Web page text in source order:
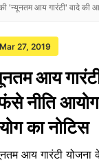
'न्यूनतम आय गारंटी' वादे की
27, 2019
आय
नीति आयोग
का नोटिस
आय गारंटी योजना